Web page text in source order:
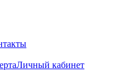
Личный кабинет